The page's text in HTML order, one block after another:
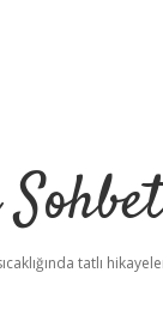
tatlı